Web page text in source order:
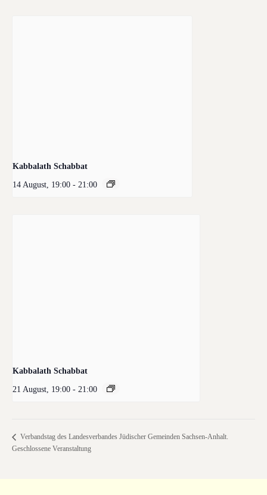
Kabbalath Schabbat
14 August, 19:00 - 21:00
Kabbalath Schabbat
21 August, 19:00 - 21:00
Verbandstag des Landesverbandes Jüdischer Gemeinden Sachsen-Anhalt.
Geschlossene Veranstaltung